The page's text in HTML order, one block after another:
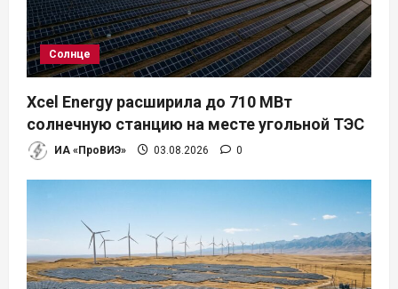
Солнце
Xcel Energy расширила до 710 МВт
солнечную станцию на месте угольной ТЭС
ИА «ПроВИЭ» 03.08.2026 0